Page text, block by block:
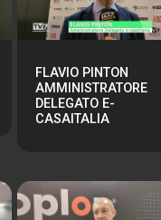
FLAVIO PINTON
AMMINISTRATORE
DELEGATO E-
CASAITALIA